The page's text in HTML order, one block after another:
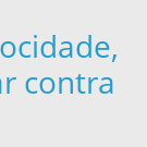
contra